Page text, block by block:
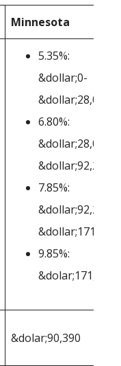
Minnesota
5.35%:
&dollar;0-
&dollar;28,080
6.80%:
&dollar;28,081-
&dollar;92,230
7.85%:
&dollar;92,231-
&dollar;171,220
9.85%:
&dolar;171,221+
&dolar;90,390